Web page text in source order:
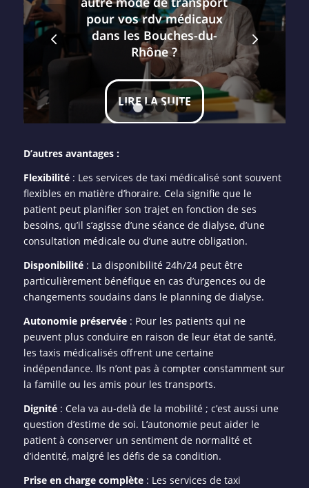
pour vos rdv médicaux
dans les Bouches-du-
Rhône ?
LIRE LA SUITE
Suivant
1 2 3 4
D’autres avantages :
Flexibilité: Les services de taxi médicalisé sont souvent
flexibles en matière d’horaire. Cela signifie que le
patient peut planifier son trajet en fonction de ses
besoins, qu’il s’agisse d’une séance de dialyse, d’une
consultation médicale ou d’une autre obligation.
Disponibilité: La disponibilité 24h/24 peut être
particulièrement bénéfique en cas d’urgences ou de
changements soudains dans le planning de dialyse.
Autonomie préservée: Pour les patients qui ne
peuvent plus conduire en raison de leur état de santé,
les taxis médicalisés offrent une certaine
indépendance. Ils n’ont pas à compter constamment sur
la famille ou les amis pour les transports.
Dignité: Cela va au-delà de la mobilité ; c’est aussi une
question d’estime de soi. L’autonomie peut aider le
patient à conserver un sentiment de normalité et
d’identité, malgré les défis de sa condition.
Prise en charge complète: Les services de taxi